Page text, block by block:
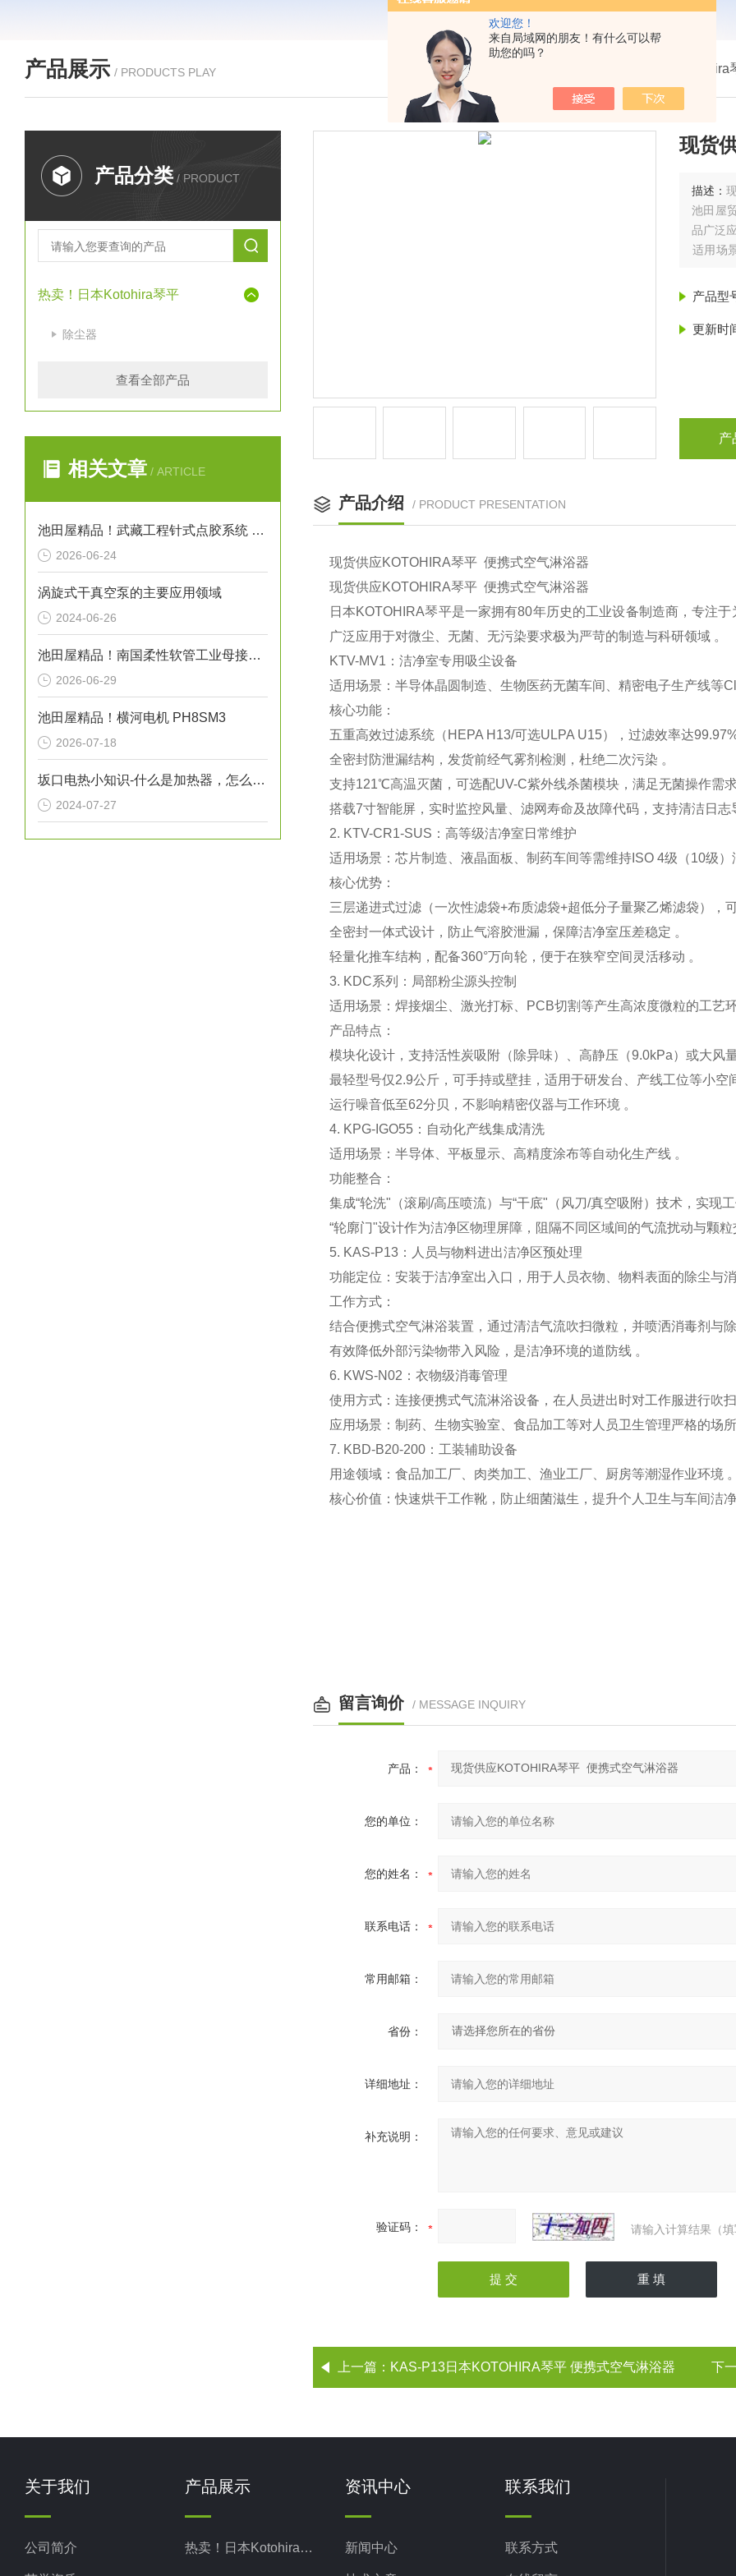
欢迎您！
来自局域网的朋友！有什么可以帮
助您的吗？
产品展示 / PRODUCTS PLAY 我的位置： 热卖！日本Kotohira
产品分类 / PRODUCT
热卖！日本Kotohira琴平
除尘器
查看全部产品
相关文章 / ARTICLE
池田屋精品！武藏工程针式点胶系统 NEEDLE SPOTTER 350PC 参数介绍
2026-06-24
涡旋式干真空泵的主要应用领域
2024-06-26
池田屋精品！南国柔性软管工业母接头式氟树脂软管 NK-FJS-C 参数介绍
2026-06-29
池田屋精品！横河电机 PH8SM3
2026-07-18
坂口电热小知识-什么是加热器，怎么保养加热器
2024-07-27
现货
描述：
池田屋
品广泛
适用场
产品型
更新时
产
产品介绍 / PRODUCT PRESENTATION
现货供应KOTOHIRA琴平 便携式空气淋浴器
现货供应KOTOHIRA琴平 便携式空气淋浴器
日本KOTOHIRA琴平‌是一家拥有80年历史的工业设备制造商，专注
广泛应用于对微尘、无菌、无污染要求极为严苛的制造与科研领域 。
KTV-MV1：洁净室专用吸尘设备
适用场景‌：半导体晶圆制造、生物医药无菌车间、精密电子生产线等
‌核心功能‌：
五重高效过滤系统（HEPA H13/可选ULPA U15），过滤效率达‌
全密封防泄漏结构，发货前经气雾剂检测，杜绝二次污染 。
支持121℃高温灭菌，可选配UV-C紫外线杀菌模块，满足无菌操作需求
搭载7寸智能屏，实时监控风量、滤网寿命及故障代码，支持清洁日志
2. KTV-CR1-SUS：高等级洁净室日常维护
适用场景‌：芯片制造、液晶面板、制药车间等需维持ISO 4级（10级）
‌核心优势‌：
三层递进式过滤（一次性滤袋+布质滤袋+超低分子量聚乙烯滤袋），
全密封一体式设计，防止气溶胶泄漏，保障洁净室压差稳定 。
轻量化推车结构，配备360°万向轮，便于在狭窄空间灵活移动 。
3. KDC系列：局部粉尘源头控制
适用场景‌：焊接烟尘、激光打标、PCB切割等产生高浓度微粒的工艺环
‌产品特点‌：
模块化设计，支持活性炭吸附（除异味）、高静压（9.0kPa）或大风量
最轻型号仅‌2.9公斤‌，可手持或壁挂，适用于研发台、产线工位等小空
运行噪音低至‌62分贝‌，不影响精密仪器与工作环境 。
4. KPG-IGO55：自动化产线集成清洗
‌适用场景‌：半导体、平板显示、高精度涂布等自动化生产线 。
‌功能整合‌：
集成“轮洗"（滚刷/高压喷流）与“干底"（风刀/真空吸附）技术，实现
“轮廓门"设计作为洁净区物理屏障，阻隔不同区域间的气流扰动与颗粒
5. KAS-P13：人员与物料进出洁净区预处理
功能定位‌：安装于洁净室出入口，用于人员衣物、物料表面的除尘与消
‌工作方式‌：
结合便携式空气淋浴装置，通过清洁气流吹扫微粒，并喷洒消毒剂与除
有效降低外部污染物带入风险，是洁净环境的道防线 。
6. KWS-N02：衣物级消毒管理
使用方式‌：连接便携式气流淋浴设备，在人员进出时对工作服进行吹扫
应用场景‌：制药、生物实验室、食品加工等对人员卫生管理严格的场所
7. KBD-B20-200：工装辅助设备
‌用途领域‌：食品加工厂、肉类加工、渔业工厂、厨房等潮湿作业环境 。
核心价值‌：快速烘干工作靴，防止细菌滋生，提升个人卫生与车间洁净
留言询价 / MESSAGE INQUIRY
产品：
您的单位：
您的姓名：
联系电话：
常用邮箱：
省份：
详细地址：
补充说明：
验证码： 请输入计算结果（
上一篇： KAS-P13日本KOTOHIRA琴平 便携式空气淋浴器 下
关于我们
公司简介
产品展示
热卖！日本Kotohira琴平
资讯中心
新闻中心
联系我们
联系方式